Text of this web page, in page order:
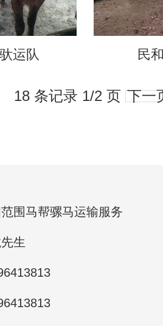
运队 民
18 条记录 1/2 页 下一
围马帮骡马运输服务
生